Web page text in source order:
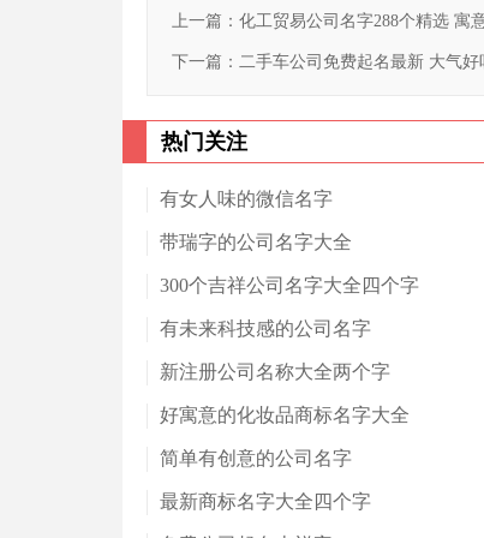
上一篇： 化工贸易公司名字288个精选 寓
下一篇： 二手车公司免费起名最新 大气
热门关注
有女人味的微信名字
带瑞字的公司名字大全
300个吉祥公司名字大全四个字
有未来科技感的公司名字
新注册公司名称大全两个字
好寓意的化妆品商标名字大全
简单有创意的公司名字
最新商标名字大全四个字